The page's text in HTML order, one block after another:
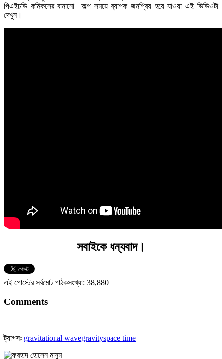
পিএইচডি কমিকসের বানানো অল্প সময়ে ব্যাপক জনপ্রিয় হয়ে যাওয়া এই ভিডিওটা
দেখুন।
সবাইকে ধন্যবাদ।
এই পোস্টের সর্বমোট পাঠকসংখ্যা: 38,880
Comments
ট্যাগসঃ gravitational wavegravityspace time